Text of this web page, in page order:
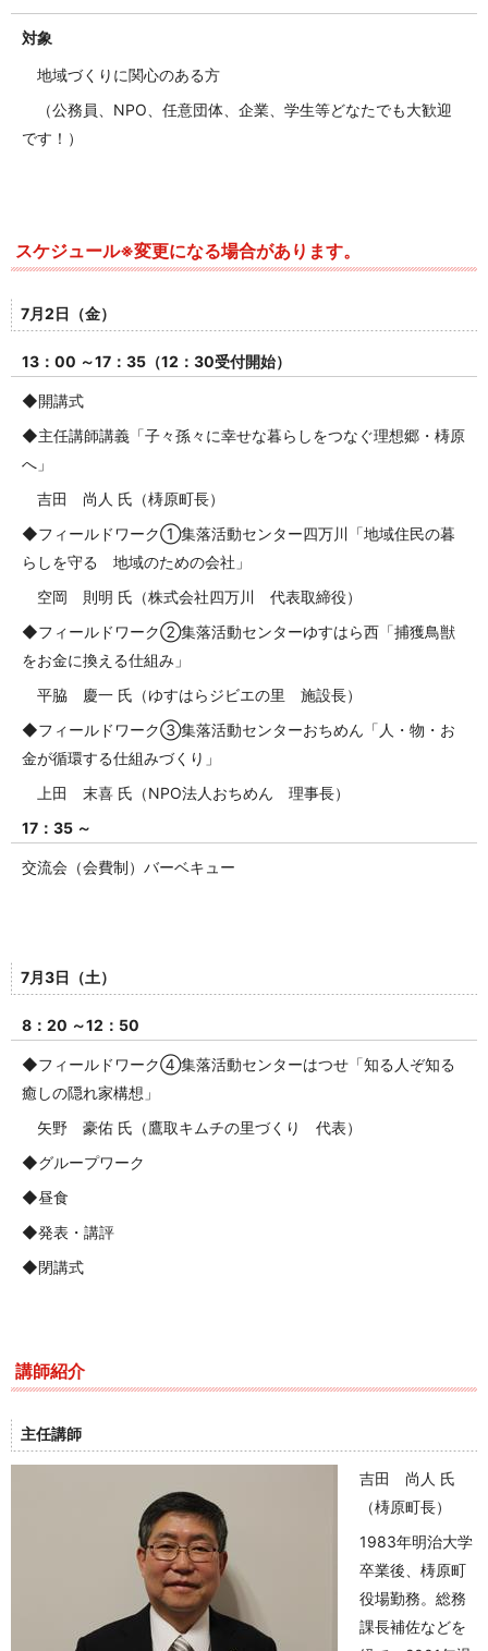
対象
地域づくりに関心のある方
（公務員、NPO、任意団体、企業、学生等どなたでも大歓迎
です！）
スケジュール※変更になる場合があります。
7月2日（金）
13：00 ～17：35（12：30受付開始）
◆開講式
◆主任講師講義「子々孫々に幸せな暮らしをつなぐ理想郷・梼原
へ」
吉田 尚人 氏（梼原町長）
◆フィールドワーク①集落活動センター四万川「地域住民の暮
らしを守る 地域のための会社」
空岡 則明 氏（株式会社四万川 代表取締役）
◆フィールドワーク②集落活動センターゆすはら西「捕獲鳥獣
をお金に換える仕組み」
平脇 慶一 氏（ゆすはらジビエの里 施設長）
◆フィールドワーク③集落活動センターおちめん「人・物・お
金が循環する仕組みづくり」
上田 末喜 氏（NPO法人おちめん 理事長）
17：35 ～
交流会（会費制）バーベキュー
7月3日（土）
8：20 ～12：50
◆フィールドワーク④集落活動センターはつせ「知る人ぞ知る
癒しの隠れ家構想」
矢野 豪佑 氏（鷹取キムチの里づくり 代表）
◆グループワーク
◆昼食
◆発表・講評
◆閉講式
講師紹介
主任講師
吉田 尚人 氏
（梼原町長）
1983年明治大学
卒業後、梼原町
役場勤務。総務
課長補佐などを